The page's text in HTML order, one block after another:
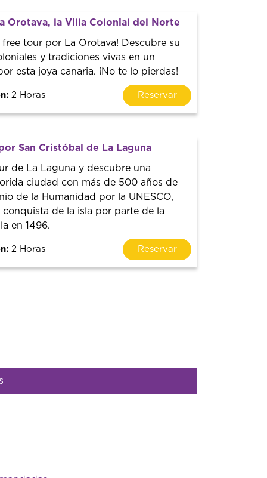
Orotava, la Villa Colonial del Norte
free tour por La Orotava! Descubre su
y tradiciones vivas en un
esta joya canaria. ¡No te lo pierdas!
2 Horas Reservar
San Cristóbal de La Laguna
de La Laguna y descubre una
ciudad con más de 500 años de
de la Humanidad por la UNESCO,
conquista de la isla por parte de la
en 1496.
2 Horas Reservar